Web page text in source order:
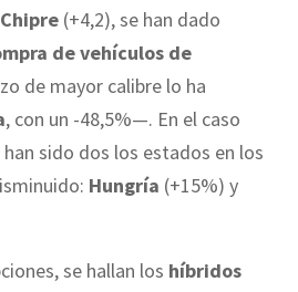
Chipre (+4,2), se han dado
de vehículos de
de mayor calibre lo ha
, con un -48,5%—. En el caso
sido dos los estados en los
Hungría (+15%) y
se hallan los híbridos